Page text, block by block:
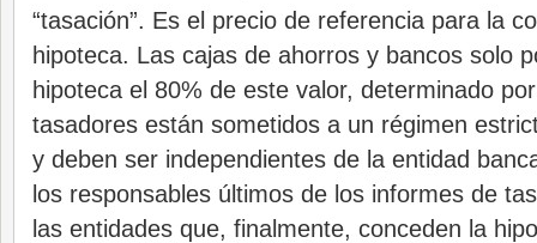
“tasación”. Es el precio de referencia para la
hipoteca. Las cajas de ahorros y bancos solo
hipoteca el 80% de este valor, determinado
tasadores están sometidos a un régimen
y deben ser independientes de la entidad
los responsables últimos de los informes de
las entidades que, finalmente, conceden la